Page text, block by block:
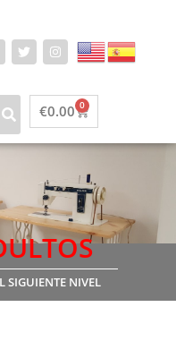
€0.00 0
SIGUIENTE NIVEL